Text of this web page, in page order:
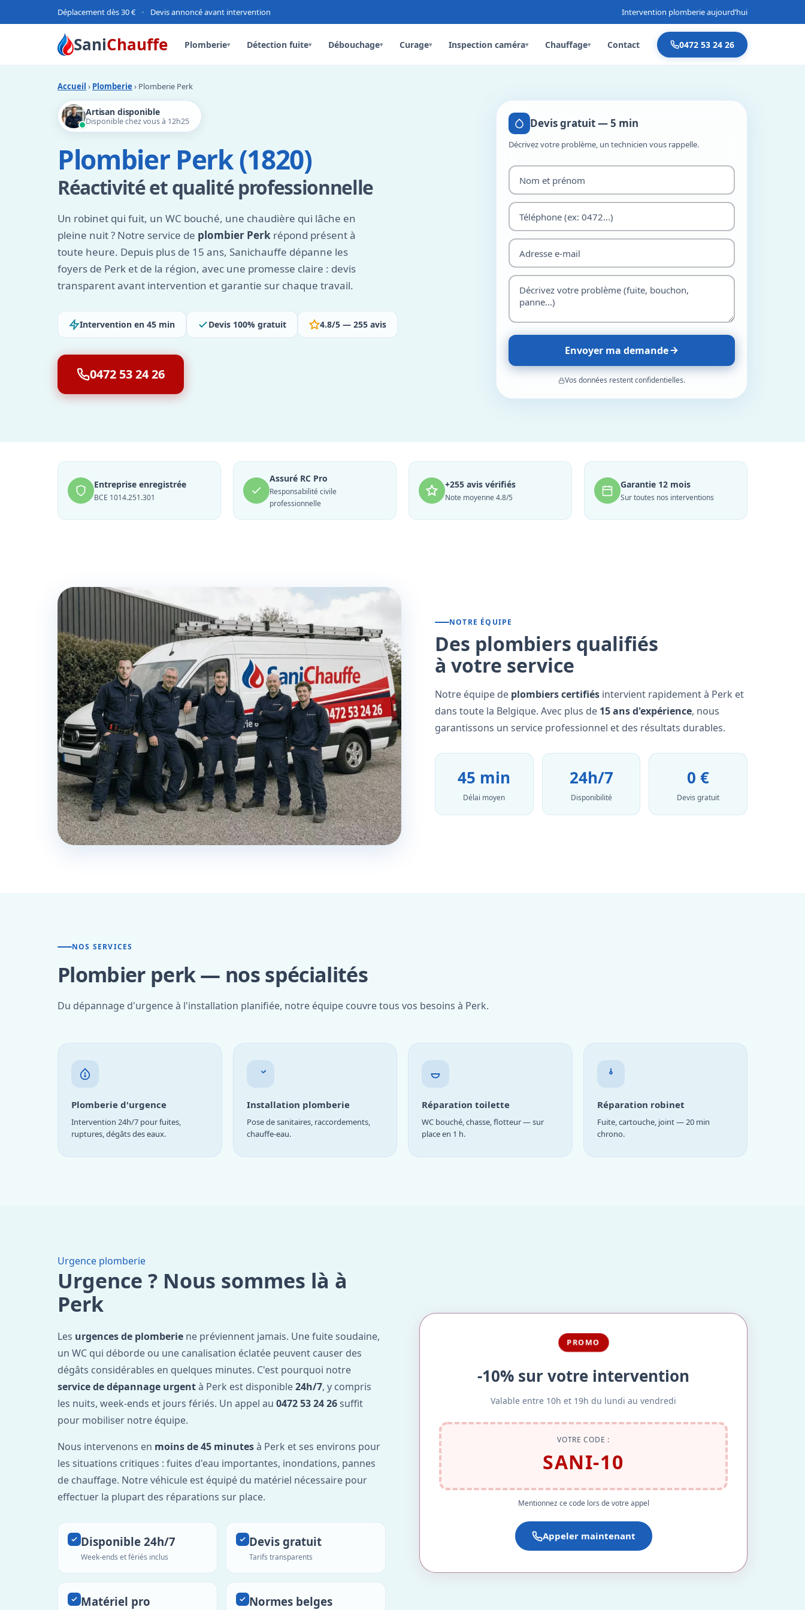
Déplacement dès 30 € • Devis annoncé avant intervention Intervention plomberie aujourd’hui
SaniChauffe Plomberie▾ Détection fuite▾ Débouchage▾ Curage▾ Inspection caméra▾ Chauffage▾ Contact 0472 53 24 26
Accueil › Plomberie › Plomberie Perk
Artisan disponible
Disponible chez vous à 12h25
Plombier Perk (1820)
Réactivité et qualité professionnelle
Un robinet qui fuit, un WC bouché, une chaudière qui lâche en
pleine nuit ? Notre service de plombier Perk répond présent à
toute heure. Depuis plus de 15 ans, Sanichauffe dépanne les
foyers de Perk et de la région, avec une promesse claire : devis
transparent avant intervention et garantie sur chaque travail.
Intervention en 45 min Devis 100% gratuit 4.8/5 — 255 avis
0472 53 24 26
Devis gratuit — 5 min
Décrivez votre problème, un technicien vous rappelle.
Envoyer ma demande
Vos données restent confidentielles.
Entreprise enregistrée
BCE 1014.251.301
Assuré RC Pro
Responsabilité civile
professionnelle
+255 avis vérifiés
Note moyenne 4.8/5
Garantie 12 mois
Sur toutes nos interventions
NOTRE ÉQUIPE
Des plombiers qualifiés
à votre service
Notre équipe de plombiers certifiés intervient rapidement à Perk et
dans toute la Belgique. Avec plus de 15 ans d'expérience, nous
garantissons un service professionnel et des résultats durables.
45 min
Délai moyen
24h/7
Disponibilité
0 €
Devis gratuit
NOS SERVICES
Plombier perk — nos spécialités
Du dépannage d'urgence à l'installation planifiée, notre équipe couvre tous vos besoins à Perk.
Plomberie d'urgence
Intervention 24h/7 pour fuites,
ruptures, dégâts des eaux.
Installation plomberie
Pose de sanitaires, raccordements,
chauffe-eau.
Réparation toilette
WC bouché, chasse, flotteur — sur
place en 1 h.
Réparation robinet
Fuite, cartouche, joint — 20 min
chrono.
Urgence plomberie
Urgence ? Nous sommes là à
Perk
Les urgences de plomberie ne préviennent jamais. Une fuite soudaine,
un WC qui déborde ou une canalisation éclatée peuvent causer des
dégâts considérables en quelques minutes. C'est pourquoi notre
service de dépannage urgentà Perk est disponible24h/7, y compris
les nuits, week-ends et jours fériés. Un appel au 0472 53 24 26suffit
pour mobiliser notre équipe.
Nous intervenons en moins de 45 minutesà Perk et ses environs pour
les situations critiques : fuites d'eau importantes, inondations, pannes
de chauffage. Notre véhicule est équipé du matériel nécessaire pour
effectuer la plupart des réparations sur place.
Disponible 24h/7
Week-ends et fériés inclus
Devis gratuit
Tarifs transparents
Matériel pro Normes belges
PROMO
-10% sur votre intervention
Valable entre 10h et 19h du lundi au vendredi
VOTRE CODE :
SANI-10
Mentionnez ce code lors de votre appel
Appeler maintenant